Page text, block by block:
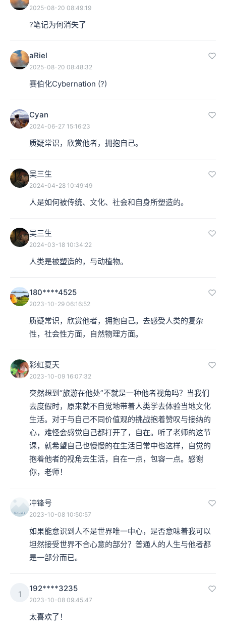
2025-08-20 08:49:19
?笔记为何消失了
aRiel
2025-08-20 08:48:32
赛伯化Cybernation (?)
Cyan
2024-06-27 15:16:23
质疑常识，欣赏他者，拥抱自己。
吴三生
2024-04-28 10:49:49
人是如何被传统、文化、社会和自身所塑造的。
吴三生
2024-03-18 10:34:22
人类是被塑造的，与动植物。
180****4525
2023-10-29 06:16:52
质疑常识，欣赏他者，拥抱自己。去感受人类的复杂
性，社会性方面，自然物理方面。
彩虹夏天
2023-10-09 16:07:32
突然想到“旅游在他处”不就是一种他者视角吗？当我们
去度假时，原来就不自觉地带着人类学去体验当地文化
生活。对于与自己不同价值观的挑战抱着赞叹与接纳的
心，难怪会感觉自己都打开了，自在。听了老师的这节
课，就希望自己也慢慢的在生活日常中也这样，自觉的
抱着他者的视角去生活，自在一点，包容一点。感谢
你，老师！
冲锋号
2023-10-08 10:50:57
如果能意识到人不是世界唯一中心，是否意味着我可以
坦然接受世界不合心意的部分？普通人的人生与他者都
是一部分而已。
1
192****3235
2023-10-08 09:45:47
太喜欢了！